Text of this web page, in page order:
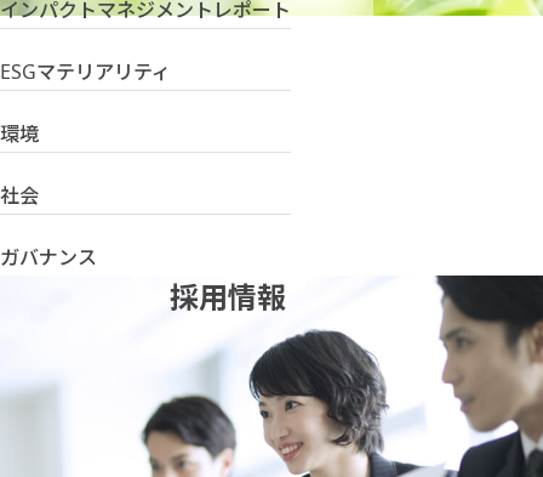
インパクトマネジメントレポート
ESGマテリアリティ
環境
社会
ガバナンス
採用情報